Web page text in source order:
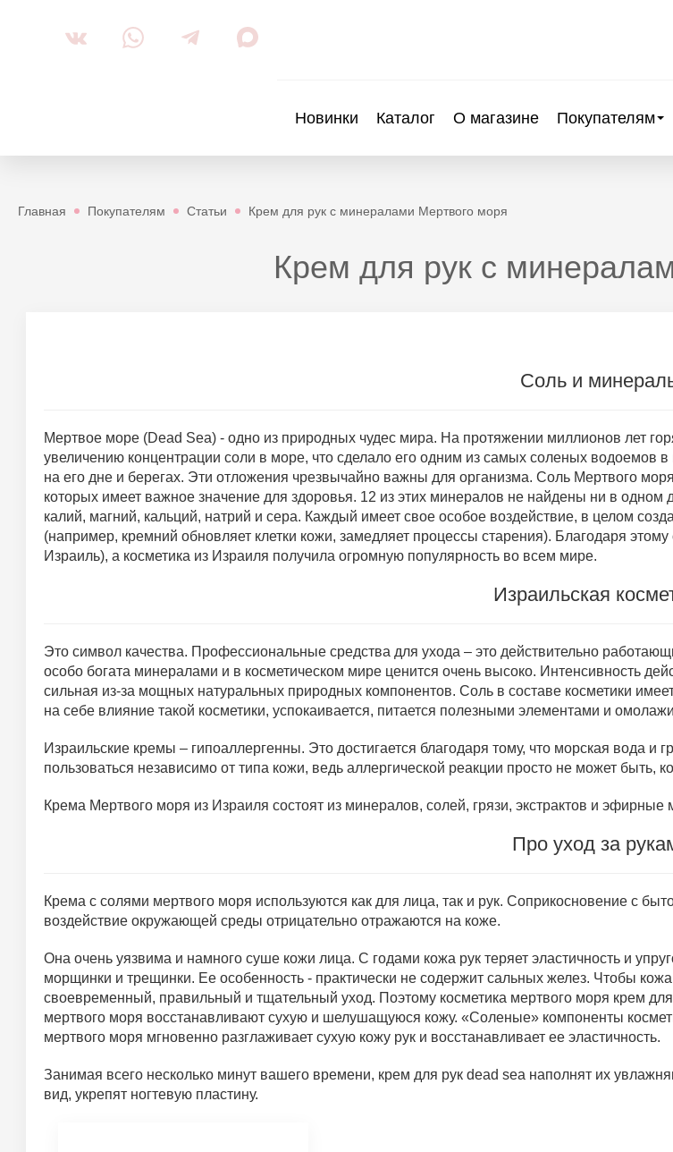
Новинки Каталог О магазине Покупателям
Главная Покупателям Статьи Крем для рук с минералами Мертвого моря
Крем для рук с
Соль и
Мертвое море (Dead Sea) - одно из природных чудес мира. На протяжении миллионов лет
увеличению концентрации соли в море, что сделало его одним из самых соленых
на его дне и берегах. Эти отложения чрезвычайно важны для организма. Соль Мертвого
которых имеет важное значение для здоровья. 12 из этих минералов не найдены ни в
калий, магний, кальций, натрий и сера. Каждый имеет свое особое воздействие, в целом
(например, кремний обновляет клетки кожи, замедляет процессы старения). Благодаря
Израиль), а косметика из Израиля получила огромную популярность во всем мире.
Израильская
Это символ качества. Профессиональные средства для ухода – это действительно
особо богата минералами и в косметическом мире ценится очень высоко. Интенсивность
сильная из-за мощных натуральных природных компонентов. Соль в составе косметики
на себе влияние такой косметики, успокаивается, питается полезными элементами и
Израильские кремы – гипоаллергенны. Это достигается благодаря тому, что морская вода
пользоваться независимо от типа кожи, ведь аллергической реакции просто не может быть,
Крема Мертвого моря из Израиля состоят из минералов, солей, грязи, экстрактов и эфирные
Про уход за
Крема с солями мертвого моря используются как для лица, так и рук. Соприкосновение с
воздействие окружающей среды отрицательно отражаются на коже.
Она очень уязвима и намного суше кожи лица. С годами кожа рук теряет эластичность и
морщинки и трещинки. Ее особенность - практически не содержит сальных желез. Чтобы
своевременный, правильный и тщательный уход. Поэтому косметика мертвого моря крем
мертвого моря восстанавливают сухую и шелушащуюся кожу. «Соленые» компоненты
мертвого моря мгновенно разглаживает сухую кожу рук и восстанавливает ее эластичность.
Занимая всего несколько минут вашего времени, крем для рук dead sea наполнят их
вид, укрепят ногтевую пластину.